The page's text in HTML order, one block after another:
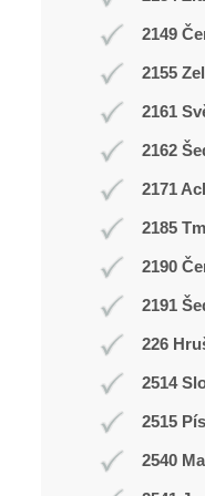
2149
2155
2161
2162
2171
2185
2190
2191
226
2514
2515
2540